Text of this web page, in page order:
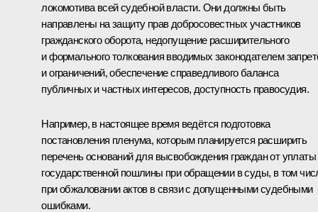
локомотива всей судебной власти. Они должны быть
направлены на защиту прав добросовестных участников
гражданского оборота, недопущение расширительного
и формального толкования вводимых законодателем
и ограничений, обеспечение справедливого баланса
публичных и частных интересов, доступность правосудия.
Например, в настоящее время ведётся подготовка
постановления пленума, которым планируется расширить
перечень оснований для высвобождения граждан от уплаты
государственной пошлины при обращении в суды, в том
при обжаловании актов в связи с допущенными судебными
ошибками.